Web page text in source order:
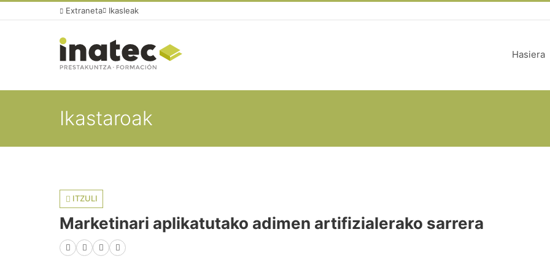
Extraneta Ikasleak
Hasiera
Ikastaroak
ITZULI
Marketinari aplikatutako adimen artifizialerako sarrera